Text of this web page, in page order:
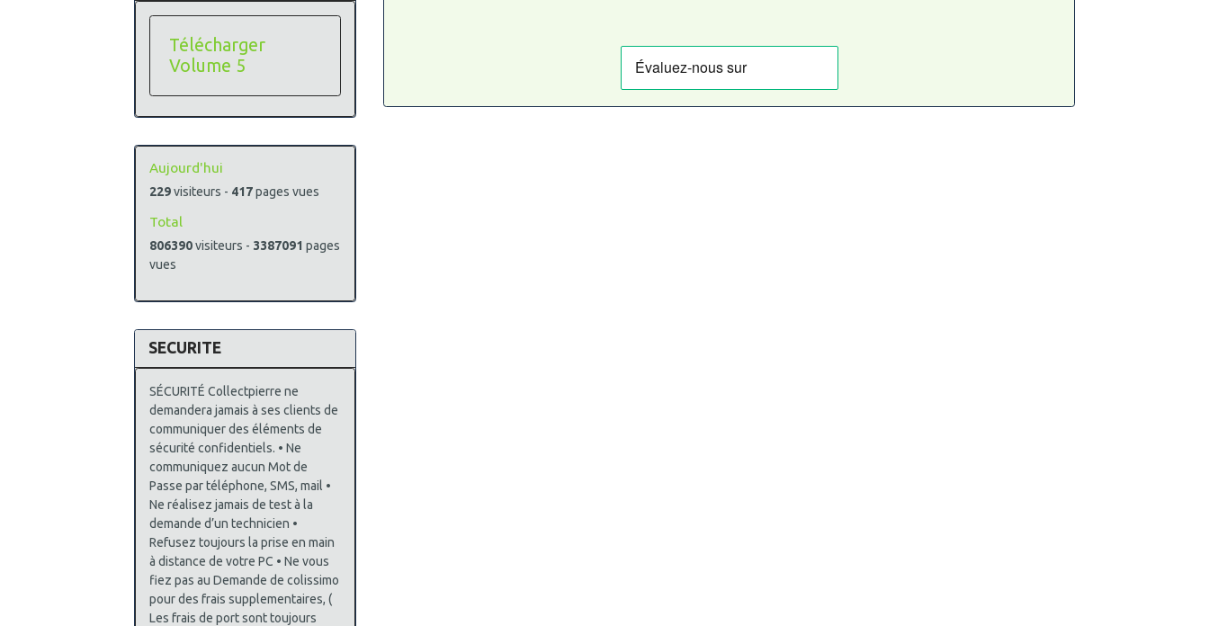
Télécharger
Volume 5
Aujourd'hui
229visiteurs - 417pages vues
Total
806390visiteurs - 3387091 pages
vues
SECURITE
SÉCURITÉ Collectpierre ne
demandera jamais à ses clients de
communiquer des éléments de
sécurité confidentiels. • Ne
communiquez aucun Mot de
Passe par téléphone, SMS, mail •
Ne réalisez jamais de test à la
demande d’un technicien •
Refusez toujours la prise en main
à distance de votre PC • Ne vous
fiez pas au Demande de colissimo
pour des frais supplementaires, (
Les frais de port sont toujours